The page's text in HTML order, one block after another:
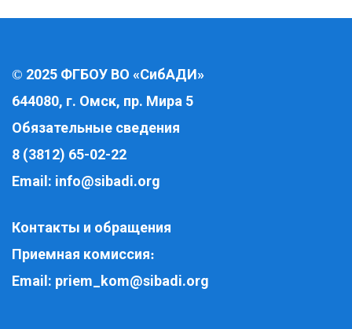
© 2025 ФГБОУ ВО «СибАДИ»
644080, г. Омск, пр. Мира 5
Обязательные сведения
8 (3812) 65-02-22
Email: info@sibadi.org
Контакты и обращения
Приемная комиссия:
Email: priem_kom@sibadi.org